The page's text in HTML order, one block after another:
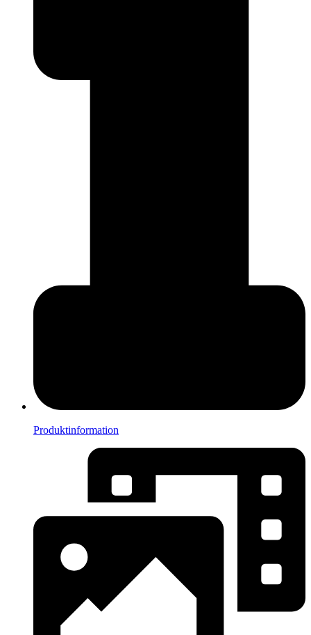
Produktinformation